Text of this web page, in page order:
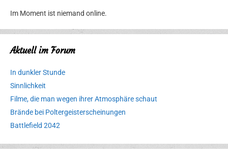
Im Moment ist niemand online.
Aktuell im Forum
In dunkler Stunde
Sinnlichkeit
Filme, die man wegen ihrer Atmosphäre schaut
Brände bei Poltergeisterscheinungen
Battlefield 2042
Erlebnispark
Verbotene